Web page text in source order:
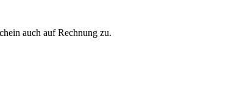
auch auf Rechnung zu.